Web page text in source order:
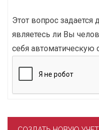
Этот вопрос задается
являетесь ли Вы человеком или представляете из
себя автоматическую